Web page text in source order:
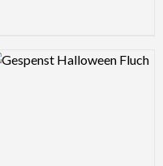
Preview Image